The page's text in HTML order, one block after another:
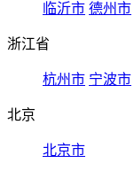
临沂市 德州市
浙江省
杭州市 宁波市
北京
北京市